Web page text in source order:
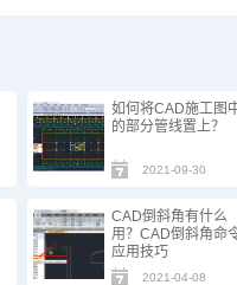
如何将CAD施工图
的部分管线置上？
2021-09-30
CAD倒斜角有什么
用？CAD倒斜角命
应用技巧
2021-04-08